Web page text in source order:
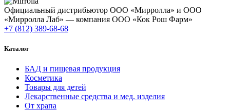
Официальный дистрибьютор ООО «Мирролла» и ООО
«Мирролла Лаб» — компания ООО «Кок Рош Фарм»
+7 (812) 389-68-68
Каталог
БАД и пищевая продукция
Косметика
Товары для детей
Лекарственные средства и мед. изделия
От храпа